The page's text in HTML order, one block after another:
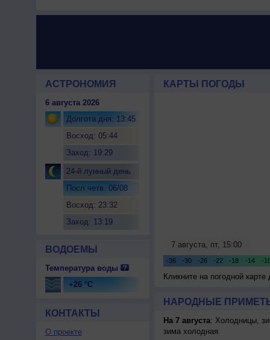
АСТРОНОМИЯ
6 августа 2026
Долгота дня: 13:45
Восход: 05:44
Заход: 19:29
24-й лунный день
Посл.четв. 06/08
Восход: 23:32
Заход: 13:19
ВОДОЕМЫ
Температура воды
+26 °C
КОНТАКТЫ
О проекте
КАРТЫ ПОГОДЫ
Кликните на погодной
НАРОДНЫЕ
На 7 августа: Холодницы,
зима холодная.